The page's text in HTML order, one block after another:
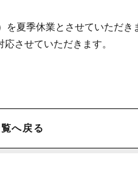
を夏季休業とさせていただき
させていただきます。
へ戻る